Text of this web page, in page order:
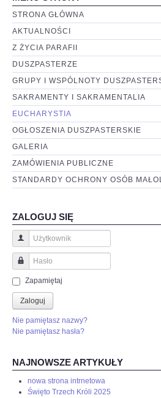
STRONA GŁÓWNA
AKTUALNOŚCI
Z ŻYCIA PARAFII
DUSZPASTERZE
GRUPY I WSPÓLNOTY
SAKRAMENTY I SAKRAMENTALIA
EUCHARYSTIA
OGŁOSZENIA DUSZPASTERSKIE
GALERIA
ZAMÓWIENIA PUBLICZNE
STANDARDY OCHRONY OSÓB
ZALOGUJ SIĘ
Użytkownik
Hasło
Zapamiętaj
Zaloguj
Nie pamiętasz nazwy?
Nie pamiętasz hasła?
NAJNOWSZE ARTYKUŁY
nowa strona intrnetowa
Święto Trzech Króli 2025